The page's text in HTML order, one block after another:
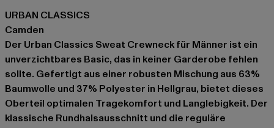
URBAN CLASSICS
Camden
Der Urban Classics Sweat Crewneck für Männer ist ein
unverzichtbares Basic, das in keiner Garderobe fehlen
sollte. Gefertigt aus einer robusten Mischung aus 63%
Baumwolle und 37% Polyester in Hellgrau, bietet dieses
Oberteil optimalen Tragekomfort und Langlebigkeit. Der
klassische Rundhalsausschnitt und die reguläre